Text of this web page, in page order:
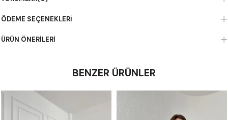
ÖDEME SEÇENEKLERI
ÜRÜN ÖNERILERI
BENZER ÜRÜNLER